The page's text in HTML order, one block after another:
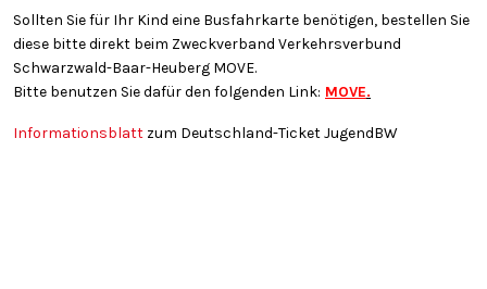
Sollten Sie für Ihr Kind eine Busfahrkarte benötigen, bestellen Sie
diese bitte direkt beim Zweckverband Verkehrsverbund
Schwarzwald-Baar-Heuberg MOVE.
Bitte benutzen Sie dafür den folgenden Link: MOVE.
Informationsblatt zum Deutschland-Ticket JugendBW